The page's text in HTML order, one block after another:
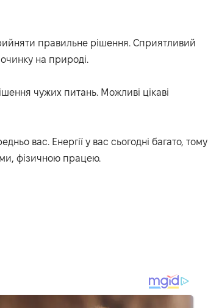
правильне рішення. Сприятливий
на природі.
чужих питань. Можливі цікаві
вас. Енергії у вас сьогодні багато, тому
фізичною працею.